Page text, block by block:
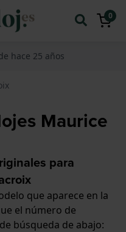
0
hace 25 años
Maurice
para
que aparece en la
el número de
búsqueda de abajo: